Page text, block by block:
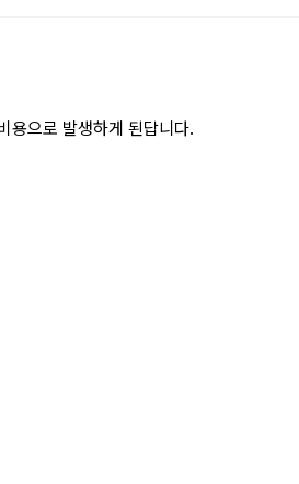
용으로 발생하게 된답니다.